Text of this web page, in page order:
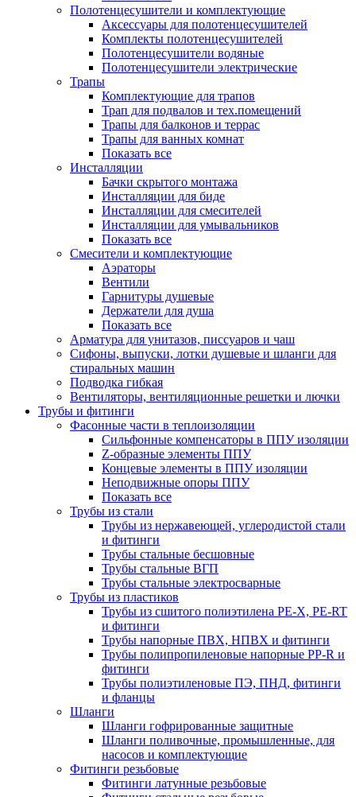
Полотенцесушители и комплектующие
Аксессуары для полотенцесушителей
Комплекты полотенцесушителей
Полотенцесушители водяные
Полотенцесушители электрические
Трапы
Комплектующие для трапов
Трап для подвалов и тех.помещений
Трапы для балконов и террас
Трапы для ванных комнат
Показать все
Инсталляции
Бачки скрытого монтажа
Инсталляции для биде
Инсталляции для смесителей
Инсталляции для умывальников
Показать все
Смесители и комплектующие
Аэраторы
Вентили
Гарнитуры душевые
Держатели для душа
Показать все
Арматура для унитазов, писсуаров и чаш
Сифоны, выпуски, лотки душевые и шланги для
стиральных машин
Подводка гибкая
Вентиляторы, вентиляционные решетки и лючки
Трубы и фитинги
Фасонные части в теплоизоляции
Cильфонные компенсаторы в ППУ изоляции
Z-образные элементы ППУ
Концевые элементы в ППУ изоляции
Неподвижные опоры ППУ
Показать все
Трубы из стали
Трубы из нержавеющей, углеродистой стали
и фитинги
Трубы стальные бесшовные
Трубы стальные ВГП
Трубы стальные электросварные
Трубы из пластиков
Трубы из сшитого полиэтилена PE-X, PE-RT
и фитинги
Трубы напорные ПВХ, НПВХ и фитинги
Трубы полипропиленовые напорные PP-R и
фитинги
Трубы полиэтиленовые ПЭ, ПНД, фитинги
и фланцы
Шланги
Шланги гофрированные защитные
Шланги поливочные, промышленные, для
насосов и комплектующие
Фитинги резьбовые
Фитинги латунные резьбовые